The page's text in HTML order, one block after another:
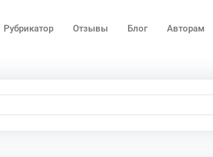
Рубрикатор Отзывы Блог Авторам